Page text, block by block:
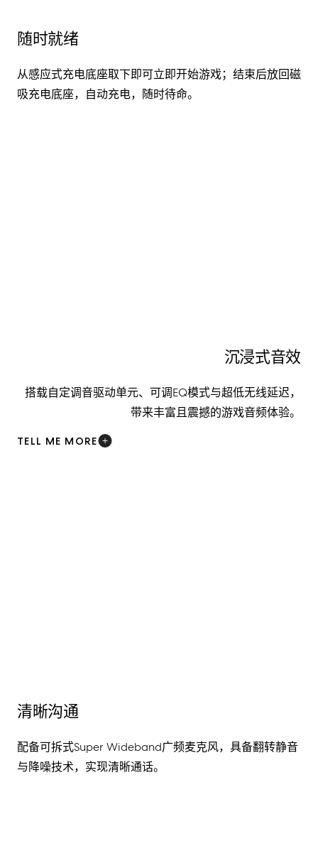
随时就绪
从感应式充电底座取下即可立即开始游戏；结束后放回磁
吸充电底座，自动充电，随时待命。
沉浸式音效
搭载自定调音驱动单元、可调EQ模式与超低无线延迟，
带来丰富且震撼的游戏音频体验。
TELL ME MORE
清晰沟通
配备可拆式Super Wideband广频麦克风，具备翻转静音
与降噪技术，实现清晰通话。